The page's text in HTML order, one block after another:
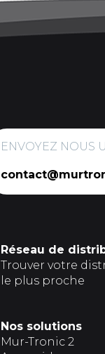
ENVOYEZ NOUS
Réseau de
Trouver votre
le plus proche
Nos solutions
Mur-Tronic 2